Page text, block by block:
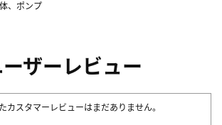
、ポンプ
ザーレビュー
カスタマーレビューはまだありません。